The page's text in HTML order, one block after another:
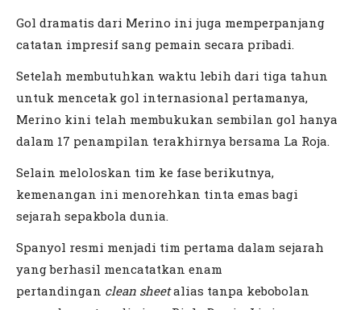
Gol dramatis dari Merino ini juga memperpanjang
catatan impresif sang pemain secara pribadi.
Setelah membutuhkan waktu lebih dari tiga tahun
untuk mencetak gol internasional pertamanya,
Merino kini telah membukukan sembilan gol hanya
dalam 17 penampilan terakhirnya bersama La Roja.
Selain meloloskan tim ke fase berikutnya,
kemenangan ini menorehkan tinta emas bagi
sejarah sepakbola dunia.
Spanyol resmi menjadi tim pertama dalam sejarah
yang berhasil mencatatkan enam
pertandingan clean sheetalias tanpa kebobolan